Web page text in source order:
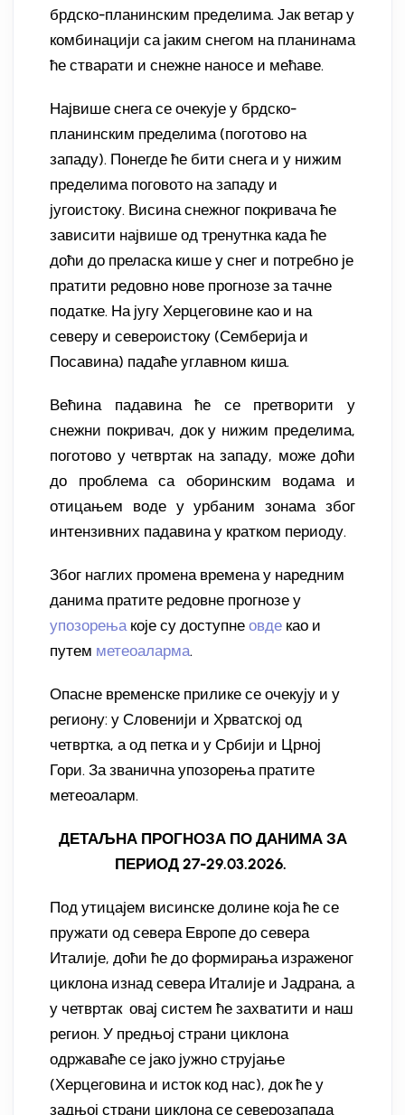
брдско-планинским пределима. Јак ветар у
комбинацији са јаким снегом на планинама
ће стварати и снежне наносе и мећаве.
Највише снега се очекује у брдско-
планинским пределима (поготово на
западу). Понегде ће бити снега и у нижим
пределима поговото на западу и
југоистоку. Висина снежног покривача ће
зависити највише од тренутнка када ће
доћи до преласка кише у снег и потребно је
пратити редовно нове прогнозе за тачне
податке. На југу Херцеговине као и на
северу и североистоку (Семберија и
Посавина) падаће углавном киша.
Већина падавина ће се претворити у
снежни покривач, док у нижим пределима,
поготово у четвртак на западу, може доћи
до проблема са оборинским водама и
отицањем воде у урбаним зонама због
интензивних падавина у кратком периоду.
Због наглих промена времена у наредним
данима пратите редовне прогнозе у
упозорења које су доступне овде као и
путем метеоаларма.
Опасне временске прилике се очекују и у
региону: у Словенији и Хрватској од
четвртка, а од петка и у Србији и Црној
Гори. За званична упозорења пратите
метеоаларм.
ДЕТАЉНА ПРОГНОЗА ПО ДАНИМА ЗА
ПЕРИОД 27-29.03.2026.
Под утицајем висинске долине која ће се
пружати од севера Европе до севера
Италије, доћи ће до формирања израженог
циклона изнад севера Италије и Јадрана, а
у четвртак овај систем ће захватити и наш
регион. У предњој страни циклона
одржаваће се јако јужно струјање
(Херцеговина и исток код нас), док ће у
задњој страни циклона се северозапада